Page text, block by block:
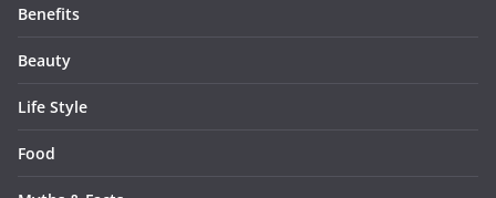
Benefits
Beauty
Life Style
Food